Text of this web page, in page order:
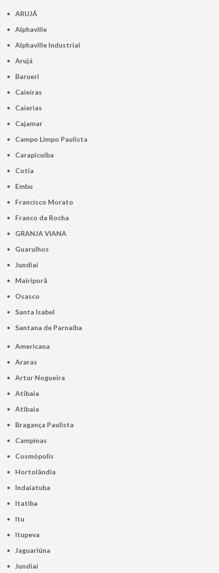
ARUJÁ
Alphaville
Alphaville Industrial
Arujá
Barueri
Caieiras
Caierias
Cajamar
Campo Limpo Paulista
Carapicuíba
Cotia
Embu
Francisco Morato
Franco da Rocha
GRANJA VIANA
Guarulhos
Jundiaí
Mairiporã
Osasco
Santa Isabel
Santana de Parnaíba
Americana
Araras
Artur Nogueira
Atibaia
Atibaia
Bragança Paulista
Campinas
Cosmópolis
Hortolândia
Indaiatuba
Itatiba
Itu
Itupeva
Jaguariúna
Jundiaí